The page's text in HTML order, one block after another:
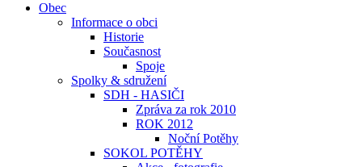
Obec
Informace o obci
Historie
Současnost
Spoje
Spolky & sdružení
SDH - HASIČI
Zpráva za rok 2010
ROK 2012
Noční Potěhy
SOKOL POTĚHY